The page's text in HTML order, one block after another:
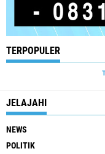
TERPOPULER
JELAJAHI
NEWS
POLITIK